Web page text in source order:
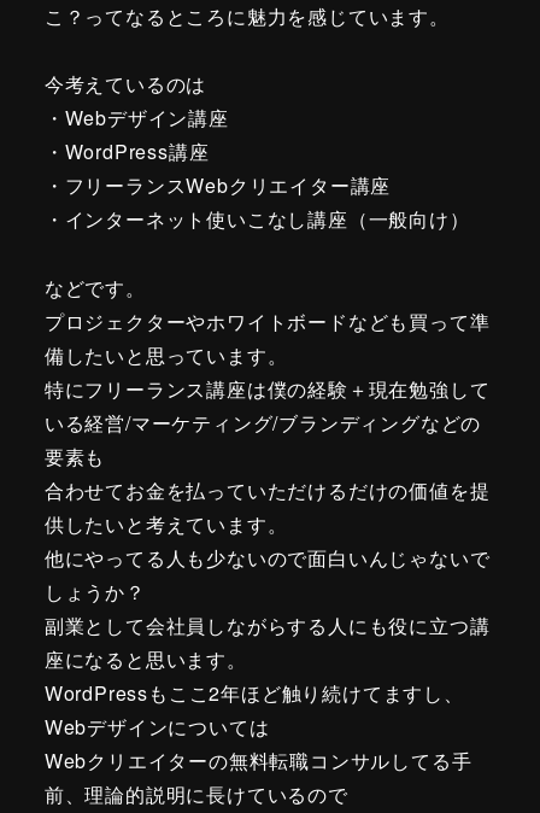
こ？ってなるところに魅力を感じています。
今考えているのは
・Webデザイン講座
・WordPress講座
・フリーランスWebクリエイター講座
・インターネット使いこなし講座（一般向け）
などです。
プロジェクターやホワイトボードなども買って準
備したいと思っています。
特にフリーランス講座は僕の経験＋現在勉強して
いる経営/マーケティング/ブランディングなどの
要素も
合わせてお金を払っていただけるだけの価値を提
供したいと考えています。
他にやってる人も少ないので面白いんじゃないで
しょうか？
副業として会社員しながらする人にも役に立つ講
座になると思います。
WordPressもここ2年ほど触り続けてますし、
Webデザインについては
Webクリエイターの無料転職コンサルしてる手
前、理論的説明に長けているので